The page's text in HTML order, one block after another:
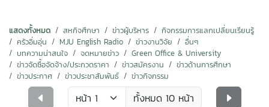
แสดงทั้งหมด สหกิจศึกษา ข่าวผู้บริหาร
กิจกรรมการแลกเปลี่ยนเรียนรู้
ครัวอิ่มอุ่น
MJU English Radio ข่าวงานวิจัย
อื่นๆ
บทความน่าสนใจ
จดหมายข่าว
Green Office & University
ข่าวจัดซื้อจัดจ้าง/ประกวดราคา
ข่าวสมัครงาน
ข่าวด้านการศึกษา
ข่าวประกาศ
ข่าวประชาสัมพันธ์ ข่าวกิจกรรม
ทั้งหมด 10 หน้า